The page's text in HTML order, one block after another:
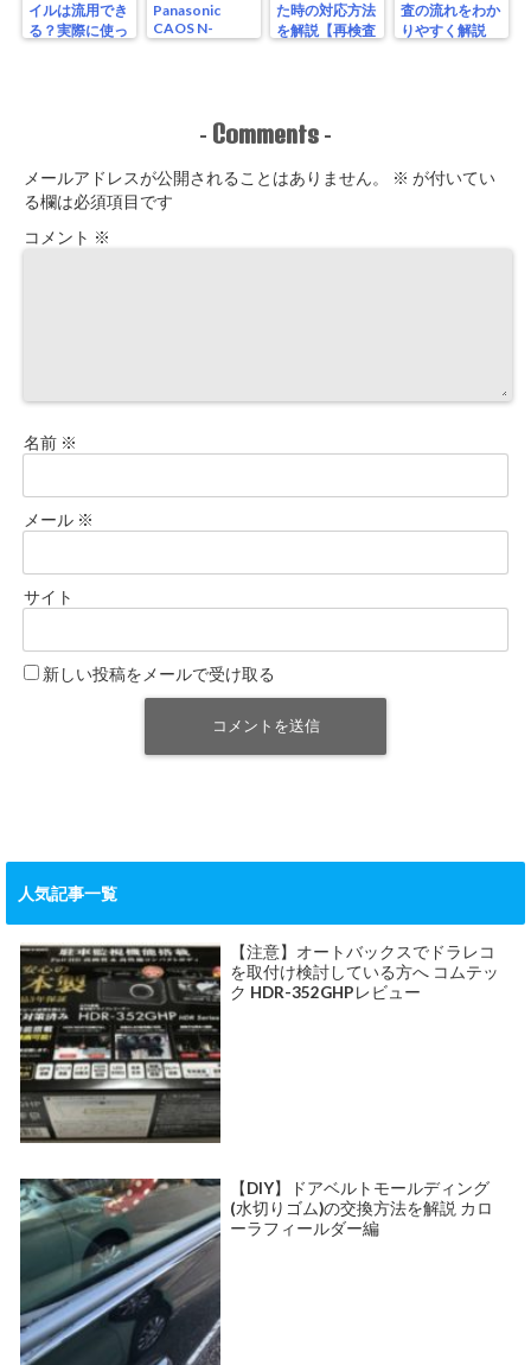
イルは流用でき
る？実際に使っ
Panasonic
CAOS N-
S115/A4を実測
た時の対応方法
を解説【再検査
査の流れをわか
りやすく解説
- Comments -
メールアドレスが公開されることはありません。 ※ が付いてい
る欄は必須項目です
コメント ※
名前 ※
メール ※
サイト
新しい投稿をメールで受け取る
人気記事一覧
【注意】オートバックスでドラレコ
を取付け検討している方へ コムテッ
ク HDR-352GHPレビュー
【DIY】ドアベルトモールディング
(水切りゴム)の交換方法を解説 カロ
ーラフィールダー編